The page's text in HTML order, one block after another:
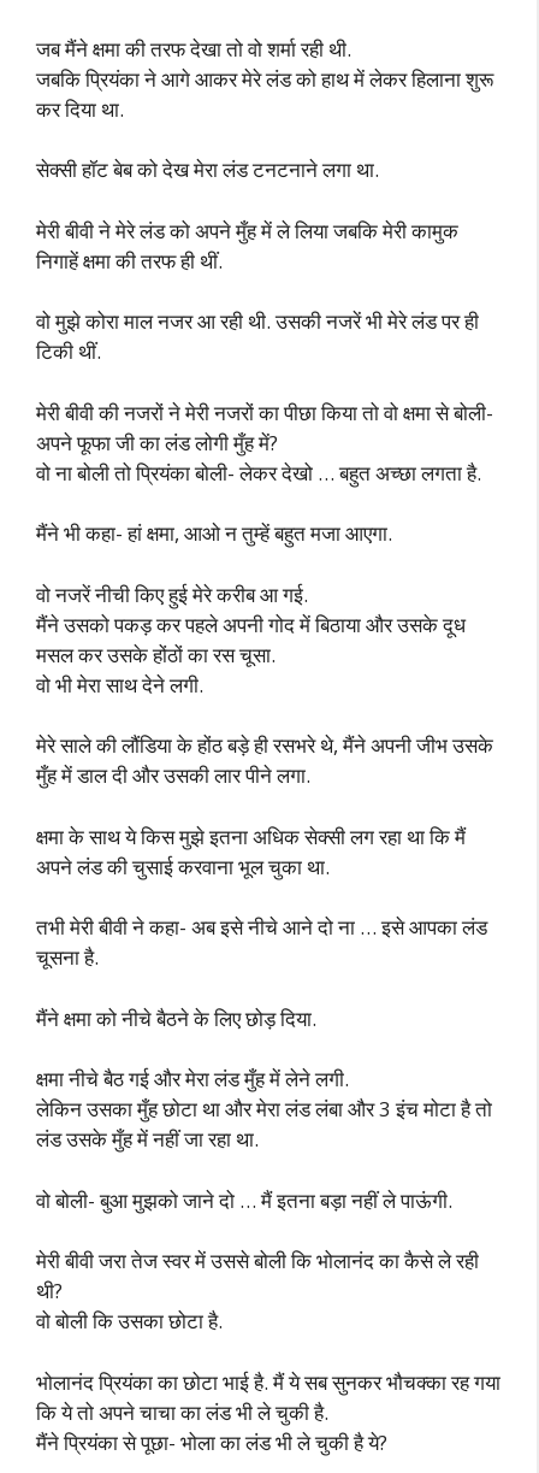
जब मैंने क्षमा की तरफ देखा तो वो शर्मा रही थी.
जबकि प्रियंका ने आगे आकर मेरे लंड को हाथ में लेकर हिलाना शुरू
कर दिया था.
सेक्सी हॉट बेब को देख मेरा लंड टनटनाने लगा था.
मेरी बीवी ने मेरे लंड को अपने मुँह में ले लिया जबकि मेरी कामुक
निगाहें क्षमा की तरफ ही थीं.
वो मुझे कोरा माल नजर आ रही थी. उसकी नजरें भी मेरे लंड पर ही
टिकी थीं.
मेरी बीवी की नजरों ने मेरी नजरों का पीछा किया तो वो क्षमा से बोली-
अपने फूफा जी का लंड लोगी मुँह में?
वो ना बोली तो प्रियंका बोली- लेकर देखो … बहुत अच्छा लगता है.
मैंने भी कहा- हां क्षमा, आओ न तुम्हें बहुत मजा आएगा.
वो नजरें नीची किए हुई मेरे करीब आ गई.
मैंने उसको पकड़ कर पहले अपनी गोद में बिठाया और उसके दूध
मसल कर उसके होंठों का रस चूसा.
वो भी मेरा साथ देने लगी.
मेरे साले की लौंडिया के होंठ बड़े ही रसभरे थे, मैंने अपनी जीभ उसके
मुँह में डाल दी और उसकी लार पीने लगा.
क्षमा के साथ ये किस मुझे इतना अधिक सेक्सी लग रहा था कि मैं
अपने लंड की चुसाई करवाना भूल चुका था.
तभी मेरी बीवी ने कहा- अब इसे नीचे आने दो ना … इसे आपका लंड
चूसना है.
मैंने क्षमा को नीचे बैठने के लिए छोड़ दिया.
क्षमा नीचे बैठ गई और मेरा लंड मुँह में लेने लगी.
लेकिन उसका मुँह छोटा था और मेरा लंड लंबा और 3 इंच मोटा है तो
लंड उसके मुँह में नहीं जा रहा था.
वो बोली- बुआ मुझको जाने दो … मैं इतना बड़ा नहीं ले पाऊंगी.
मेरी बीवी जरा तेज स्वर में उससे बोली कि भोलानंद का कैसे ले रही
थी?
वो बोली कि उसका छोटा है.
भोलानंद प्रियंका का छोटा भाई है. मैं ये सब सुनकर भौचक्का रह गया
कि ये तो अपने चाचा का लंड भी ले चुकी है.
मैंने प्रियंका से पूछा- भोला का लंड भी ले चुकी है ये?